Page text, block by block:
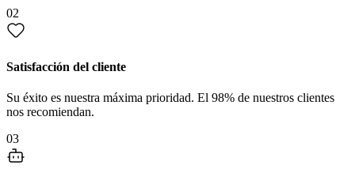
02
Satisfacción del cliente
Su éxito es nuestra máxima prioridad. El 98% de nuestros clientes
nos recomiendan.
03